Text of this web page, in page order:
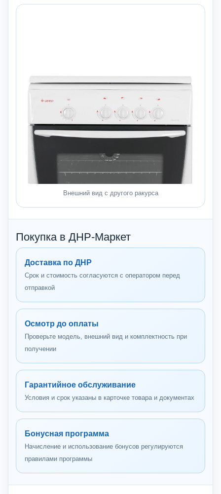
Внешний вид с другого ракурса
Покупка в ДНР-Маркет
Доставка по ДНР
Срок и стоимость согласуются с оператором перед
отправкой
Осмотр до оплаты
Проверьте модель, внешний вид и комплектность при
получении
Гарантийное обслуживание
Условия и срок указаны в карточке товара и документах
Бонусная программа
Начисление и использование бонусов регулируются
правилами программы